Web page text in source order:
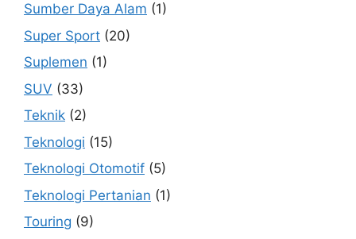
Sumber Daya Alam (1)
Super Sport (20)
Suplemen (1)
SUV (33)
Teknik (2)
Teknologi (15)
Teknologi Otomotif (5)
Teknologi Pertanian (1)
Touring (9)